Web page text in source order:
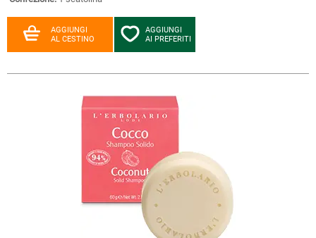
AGGIUNGI
AL CESTINO
AGGIUNGI
AI PREFERITI